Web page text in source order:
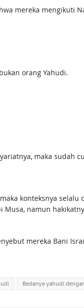
mereka mengikuti
orang Yahudi.
maka sudah
konteksnya
Musa, namun
mereka Bani
Bedanya yahudi